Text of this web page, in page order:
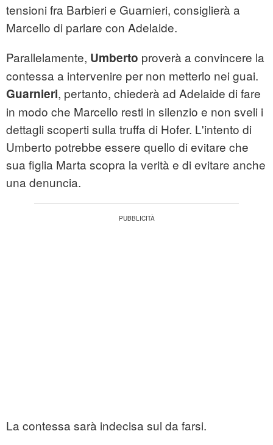
tensioni fra Barbieri e Guarnieri, consiglierà a
Marcello di parlare con Adelaide.
Parallelamente, Umberto proverà a convincere la
contessa a intervenire per non metterlo nei guai.
Guarnieri, pertanto, chiederà ad Adelaide di fare
in modo che Marcello resti in silenzio e non sveli i
dettagli scoperti sulla truffa di Hofer. L'intento di
Umberto potrebbe essere quello di evitare che
sua figlia Marta scopra la verità e di evitare anche
una denuncia.
La contessa sarà indecisa sul da farsi.